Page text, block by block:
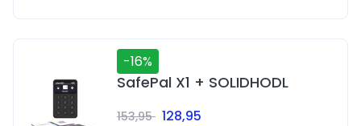
-16%
SafePal X1 + SOLIDHODL
153,95 128,95